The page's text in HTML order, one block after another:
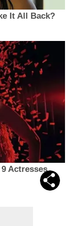
It All Back?
Actresses